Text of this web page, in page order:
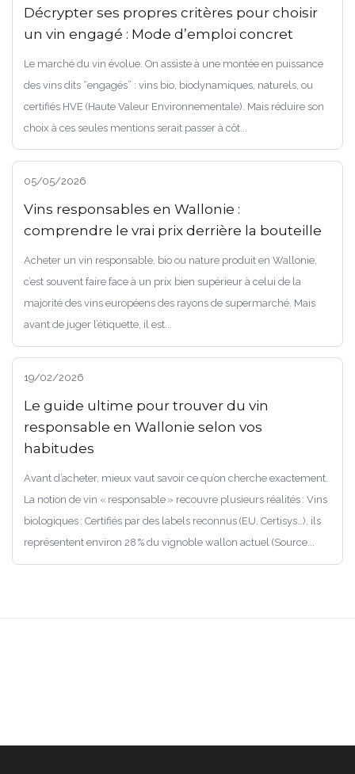
Décrypter ses propres critères pour choisir
un vin engagé : Mode d’emploi concret
Le marché du vin évolue. On assiste à une montée en puissance
des vins dits “engagés” : vins bio, biodynamiques, naturels, ou
certifiés HVE (Haute Valeur Environnementale). Mais réduire son
choix à ces seules mentions serait passer à côt...
05/05/2026
Vins responsables en Wallonie :
comprendre le vrai prix derrière la bouteille
Acheter un vin responsable, bio ou nature produit en Wallonie,
c’est souvent faire face à un prix bien supérieur à celui de la
majorité des vins européens des rayons de supermarché. Mais
avant de juger l’étiquette, il est...
19/02/2026
Le guide ultime pour trouver du vin
responsable en Wallonie selon vos
habitudes
Avant d’acheter, mieux vaut savoir ce qu’on cherche exactement.
La notion de vin « responsable » recouvre plusieurs réalités : Vins
biologiques : Certifiés par des labels reconnus (EU, Certisys…), ils
représentent environ 28 % du vignoble wallon actuel (Source...